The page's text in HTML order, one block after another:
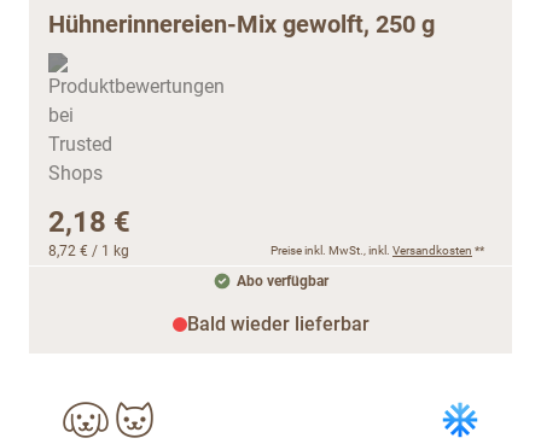
Hühnerinnereien-Mix gewolft, 250 g
2,18 €
8,72 € / 1 kg Preise inkl. MwSt., inkl. Versandkosten **
Abo verfügbar
Bald wieder lieferbar